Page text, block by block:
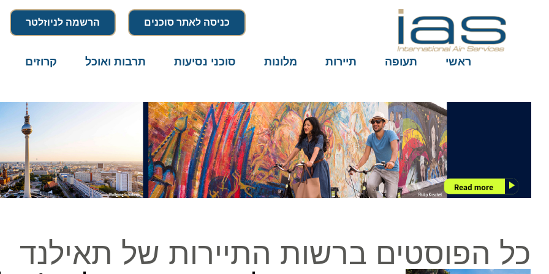
כניסה לאתר סוכנים הרשמה לניוזלטר
ראשי תעופה תיירות מלונות סוכני נסיעות תרבות ואוכל קרוזים
כל הפוסטים ברשות התיירות של תאילנד